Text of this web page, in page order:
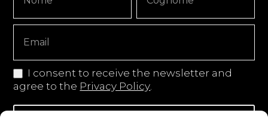
Signup
Copy
I consent to receive the newsletter and
agree to the Privacy Policy